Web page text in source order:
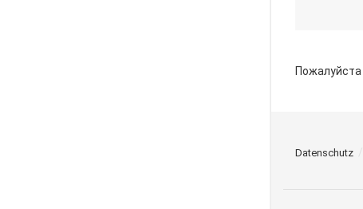
Пожалуйста
Datenschutz